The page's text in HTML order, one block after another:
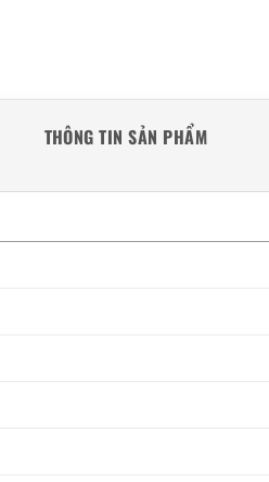
THÔNG TIN SẢN PHẨM